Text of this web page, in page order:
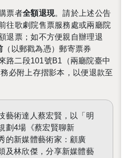
票者全額退現。請於上述公告
往歌劇院售票服務處或兩廳院
退票；如不方便親自辦理退
（以郵戳為憑）郵寄票券
路二段101號B1（兩廳院臺中
必附上存摺影本，以便退款至
藝術達人蔡宏賢，以「明
劃4場《蔡宏賢聊新
的新媒體藝術家：顧廣
及林欣傑，分享新媒體藝